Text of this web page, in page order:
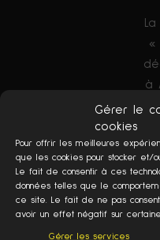
Gérer le
cookies
Pour offrir les meilleures
que les cookies pour stocker et/
Le fait de consentir à ces
données telles que le
ce site. Le fait de ne pas
avoir un effet négatif sur
Gérer les services
«
à
L’INRAP, qui dirige les
petites « Vénus » de la
dans le reste de
critères esthétiques